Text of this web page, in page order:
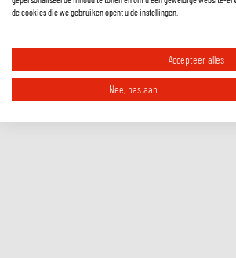
de cookies die we gebruiken opent u de instellingen.
Accepteer alles
Nee, pas aan